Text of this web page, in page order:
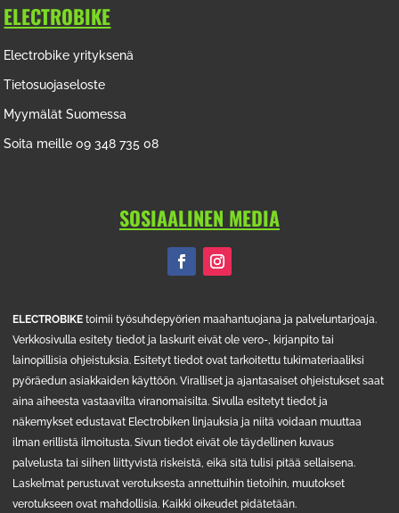
ELECTROBIKE
Electrobike yrityksenä
Tietosuojaseloste
Myymälät Suomessa
Soita meille 09 348 735 08
SOSIAALINEN MEDIA
ELECTROBIKE toimii työsuhdepyörien maahantuojana ja palveluntarjoaja.
Verkkosivulla esitety tiedot ja laskurit eivät ole vero-, kirjanpito tai
lainopillisia ohjeistuksia. Esitetyt tiedot ovat tarkoitettu tukimateriaaliksi
pyöräedun asiakkaiden käyttöön. Viralliset ja ajantasaiset ohjeistukset saat
aina aiheesta vastaavilta viranomaisilta. Sivulla esitetyt tiedot ja
näkemykset edustavat Electrobiken linjauksia ja niitä voidaan muuttaa
ilman erillistä ilmoitusta. Sivun tiedot eivät ole täydellinen kuvaus
palvelusta tai siihen liittyvistä riskeistä, eikä sitä tulisi pitää sellaisena.
Laskelmat perustuvat verotuksesta annettuihin tietoihin, muutokset
verotukseen ovat mahdollisia. Kaikki oikeudet pidätetään.